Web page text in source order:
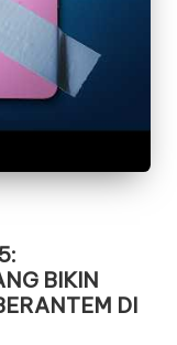
BIKIN
DI